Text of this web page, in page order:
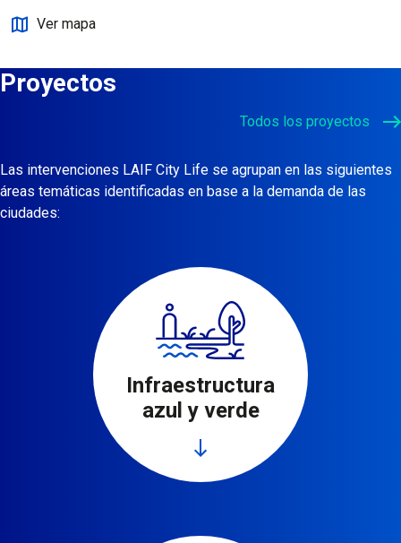
Ver mapa
Proyectos
Todos los proyectos
Las intervenciones LAIF City Life se agrupan en las siguientes
áreas temáticas identificadas en base a la demanda de las
ciudades:
Infraestructura
azul y verde
Leer más